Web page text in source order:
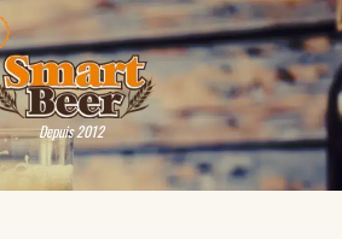
Depuis 2012